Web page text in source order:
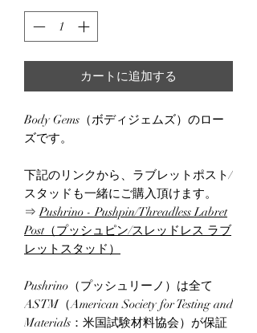
カートに追加する
Body Gems（ボディジェムズ）のロー
ズです。
下記のリンクから、ラブレットポスト/
スタッドも一緒にご購入頂けます。
⇒Pushrino - Pushpin/Threadless Labret
Post（プッシュピン/スレッドレス ラブ
レットスタッド）
Pushrino（プッシュリーノ）は全て
ASTM（American Society for Testing and
Materials：米国試験材料協会）が保証